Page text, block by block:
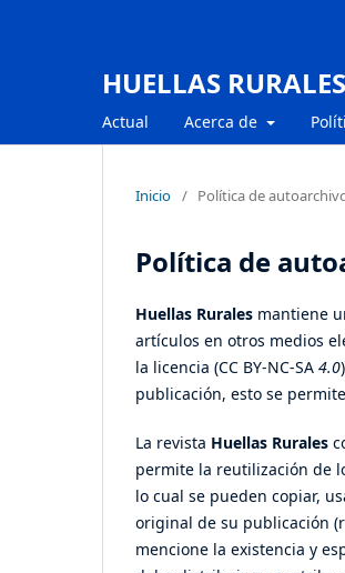
HUELLAS RURALES
Actual Acerca de
Inicio / Política de
Política de
Huellas Rurales mantiene
artículos en otros medios
la licencia (CC BY-NC-SA 4.0
publicación, esto se
La revista Huellas Rurales
permite la reutilización de
lo cual se pueden copiar,
original de su publicación
mencione la existencia y